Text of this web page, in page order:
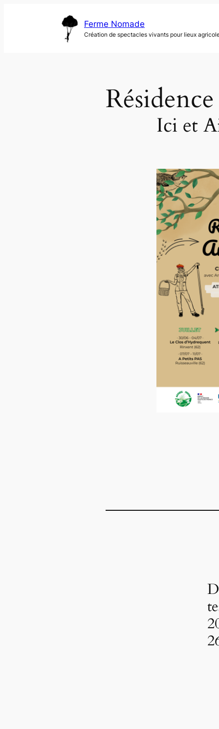
Ferme Nomade
Création de spectacles vivants pour lieux
Ici et